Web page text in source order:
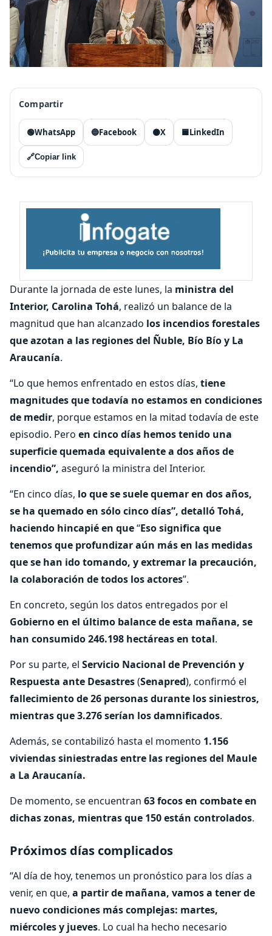
Compartir
🟢WhatsApp 🔵Facebook ⚫X 🟦LinkedIn
🔗Copiar link
Durante la jornada de este lunes, la ministra del
Interior, Carolina Tohá, realizó un balance de la
magnitud que han alcanzado los incendios forestales
que azotan a las regiones del Ñuble, Bío Bío y La
Araucanía.
“Lo que hemos enfrentado en estos días, tiene
magnitudes que todavía no estamos en condiciones
de medir, porque estamos en la mitad todavía de este
episodio. Pero en cinco días hemos tenido una
superficie quemada equivalente a dos años de
incendio”, aseguró la ministra del Interior.
“En cinco días, lo que se suele quemar en dos años,
se ha quemado en sólo cinco días”, detalló Tohá,
haciendo hincapié en que“Eso significa que
tenemos que profundizar aún más en las medidas
que se han ido tomando, y extremar la precaución,
la colaboración de todos los actores”.
En concreto, según los datos entregados por el
Gobierno en el último balance de esta mañana, se
han consumido 246.198 hectáreas en total.
Por su parte, el Servicio Nacional de Prevención y
Respuesta ante Desastres(Senapred), confirmó el
fallecimiento de 26 personas durante los siniestros,
mientras que 3.276 serían los damnificados.
Además, se contabilizó hasta el momento 1.156
viviendas siniestradas entre las regiones del Maule
a La Araucanía.
De momento, se encuentran 63 focos en combate en
dichas zonas, mientras que 150 están controlados.
Próximos días complicados
“Al día de hoy, tenemos un pronóstico para los días a
venir, en que, a partir de mañana, vamos a tener de
nuevo condiciones más complejas: martes,
miércoles y jueves. Lo cual ha hecho necesario